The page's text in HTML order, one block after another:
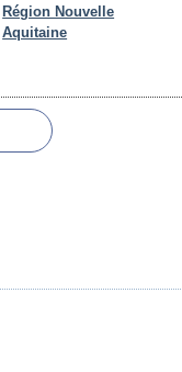
Région Nouvelle
Aquitaine